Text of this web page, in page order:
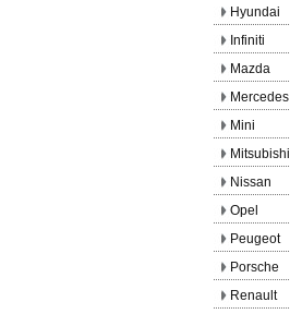
Hyundai
Infiniti
Mazda
Mercedes
Mini
Mitsubishi
Nissan
Opel
Peugeot
Porsche
Renault